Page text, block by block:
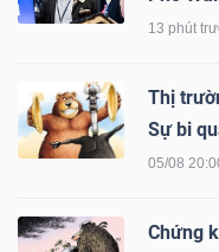
13 phút
Thị
Sự bi
05/08
Chứng